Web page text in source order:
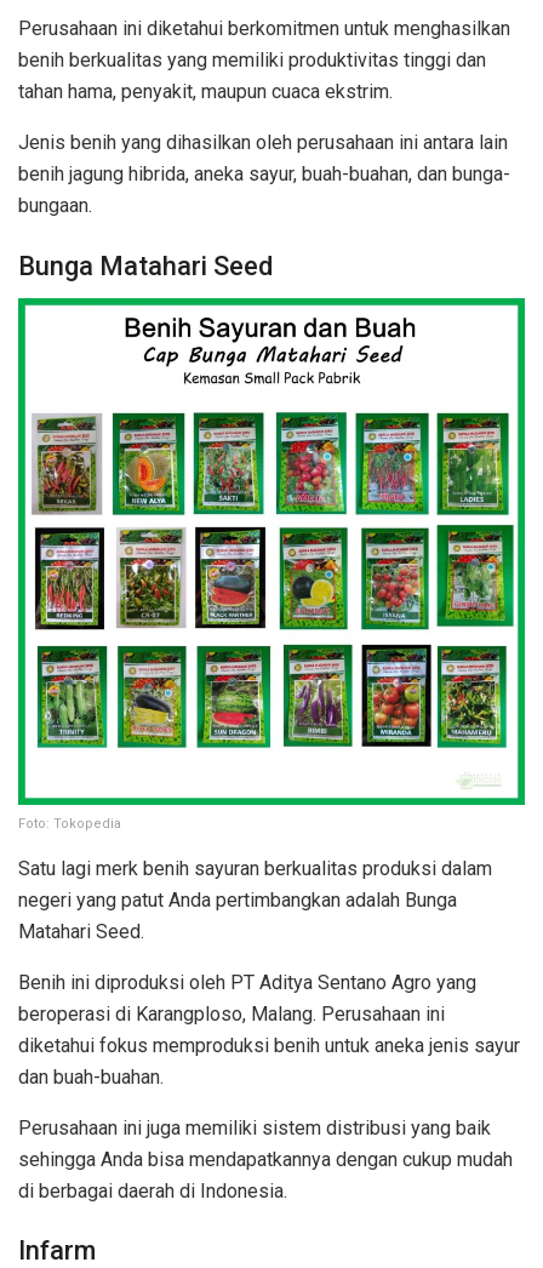
Perusahaan ini diketahui berkomitmen untuk menghasilkan
benih berkualitas yang memiliki produktivitas tinggi dan
tahan hama, penyakit, maupun cuaca ekstrim.
Jenis benih yang dihasilkan oleh perusahaan ini antara lain
benih jagung hibrida, aneka sayur, buah-buahan, dan bunga-
bungaan.
Bunga Matahari Seed
Foto: Tokopedia
Satu lagi merk benih sayuran berkualitas produksi dalam
negeri yang patut Anda pertimbangkan adalah Bunga
Matahari Seed.
Benih ini diproduksi oleh PT Aditya Sentano Agro yang
beroperasi di Karangploso, Malang. Perusahaan ini
diketahui fokus memproduksi benih untuk aneka jenis sayur
dan buah-buahan.
Perusahaan ini juga memiliki sistem distribusi yang baik
sehingga Anda bisa mendapatkannya dengan cukup mudah
di berbagai daerah di Indonesia.
Infarm